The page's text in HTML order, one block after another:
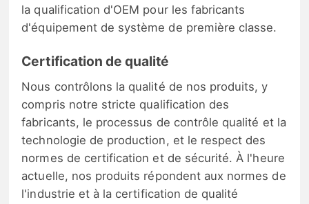
la qualification d'OEM pour les fabricants
d'équipement de système de première classe.
Certification de qualité
Nous contrôlons la qualité de nos produits, y
compris notre stricte qualification des
fabricants, le processus de contrôle qualité et la
technologie de production, et le respect des
normes de certification et de sécurité. À l'heure
actuelle, nos produits répondent aux normes de
l'industrie et à la certification de qualité